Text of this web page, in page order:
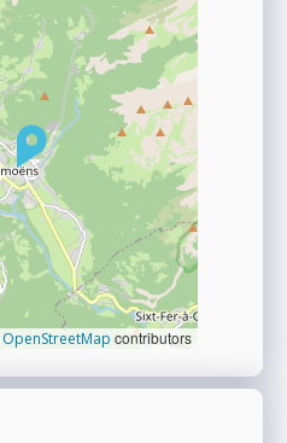
OpenStreetMap contributors